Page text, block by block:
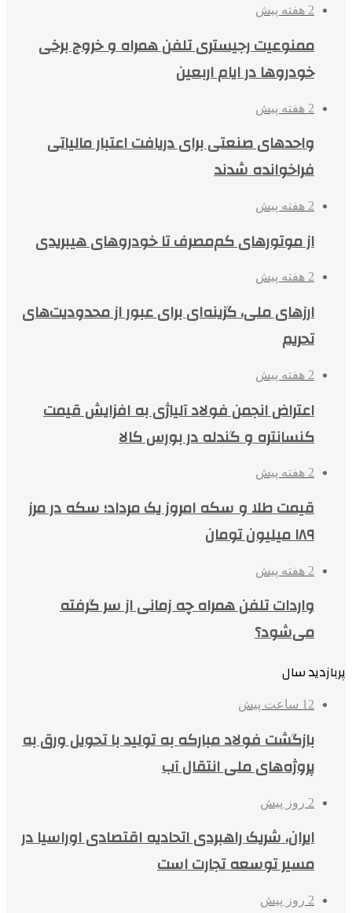
2 هفته پیش
ممنوعیت رجیستری تلفن همراه و خروج برخی
خودروها در ایام اربعین
2 هفته پیش
واحدهای صنعتی برای دریافت اعتبار مالیاتی
فراخوانده شدند
2 هفته پیش
از موتورهای کم‌مصرف تا خودروهای هیبریدی
2 هفته پیش
ارزهای ملی، گزینه‌ای برای عبور از محدودیت‌های
تحریم
2 هفته پیش
اعتراض انجمن فولاد آلیاژی به افزایش قیمت
کنسانتره و گندله در بورس کالا
2 هفته پیش
قیمت طلا و سکه امروز یک مرداد؛ سکه در مرز
۱۸۹ میلیون تومان
2 هفته پیش
واردات تلفن همراه چه زمانی از سر گرفته
می‌شود؟
پربازدید سال
12 ساعت پیش
بازگشت فولاد مبارکه به تولید با تحویل ورق به
پروژه‌های ملی انتقال آب
2 روز پیش
ایران، شریک راهبردی اتحادیه اقتصادی اوراسیا در
مسیر توسعه تجارت است
2 روز پیش